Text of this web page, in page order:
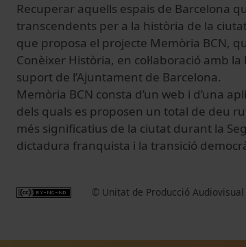
Recuperar aquells espais de Barcelona
transcendents per a la història de la
que proposa el projecte Memòria BCN,
Conèixer Història, en col·laboració amb
suport de l’Ajuntament de Barcelona.
Memòria BCN consta d’un web i d’una
dels quals es proposen un total de deu
més significatius de la ciutat durant la
dictadura franquista i la transició
© Unitat de Producció Audiovisual